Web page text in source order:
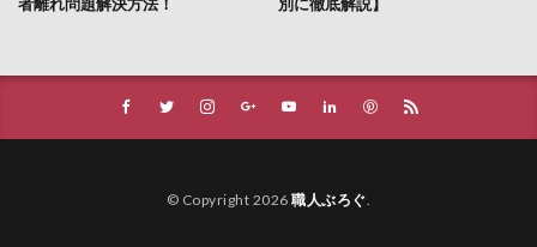
© Copyright 2026職人ぶろぐ.